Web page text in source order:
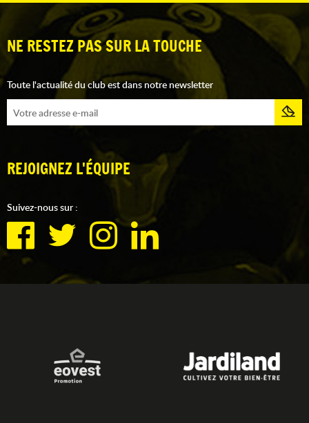
NE RESTEZ PAS SUR LA TOUCHE
Toute l'actualité du club est dans notre newsletter
REJOIGNEZ L'ÉQUIPE
Suivez-nous sur :